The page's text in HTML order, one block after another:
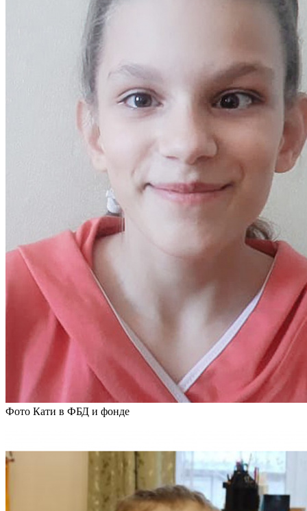
Фото Кати в ФБД и фонде